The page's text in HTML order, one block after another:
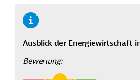
Ausblick der Energiewirtschaft
Bewertung: